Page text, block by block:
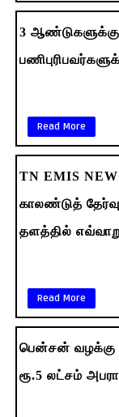
3
Read More
TN EMIS
காலண்டுத்
தளத்தில்
Read More
பென்சன் வழக்கு -
ரூ.5 லட்சம்